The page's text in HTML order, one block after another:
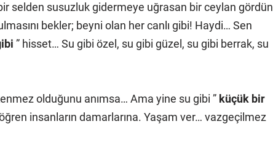
selden susuzluk gidermeye uğrasan bir ceylan gördün
bekler; beyni olan her canlı gibi! Haydi… Sen
” hisset… Su gibi özel, su gibi güzel, su gibi berrak, su
olduğunu anımsa… Ama yine su gibi ” küçük bir
insanların damarlarına. Yaşam ver… vazgeçilmez